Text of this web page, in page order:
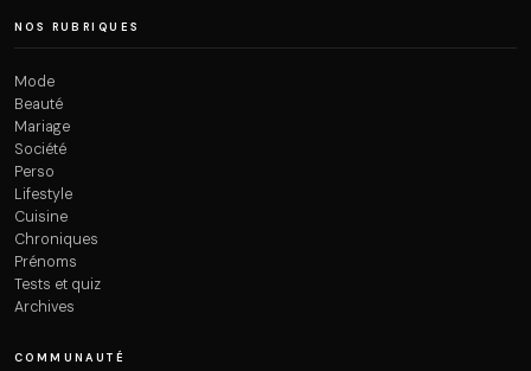
NOS RUBRIQUES
Mode
Beauté
Mariage
Société
Perso
Lifestyle
Cuisine
Chroniques
Prénoms
Tests et quiz
Archives
COMMUNAUTÉ